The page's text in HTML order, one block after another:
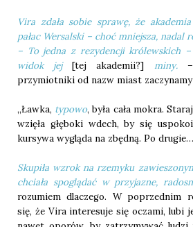
Vira zdała sobie sprawę, że
pałac Wersalski – choć mniejsza, nadal
– To jedna z rezydencji królewskich
widok jej
[tej akademii?] miny.
przymiotniki od nazw miast zaczynamy
„Ławka, typowo, była cała mokra.
wzięła głęboki wdech, by się
kursywa wygląda na zbędną. Po
Skupiła wzrok na rzemyku
chciała spoglądać w przyjazne,
rozumiem dlaczego. W poprzednim
się, że Vira interesuje się oczami, lubi